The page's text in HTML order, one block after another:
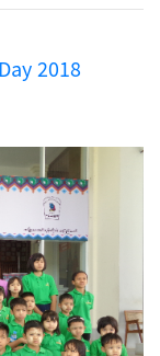
2018